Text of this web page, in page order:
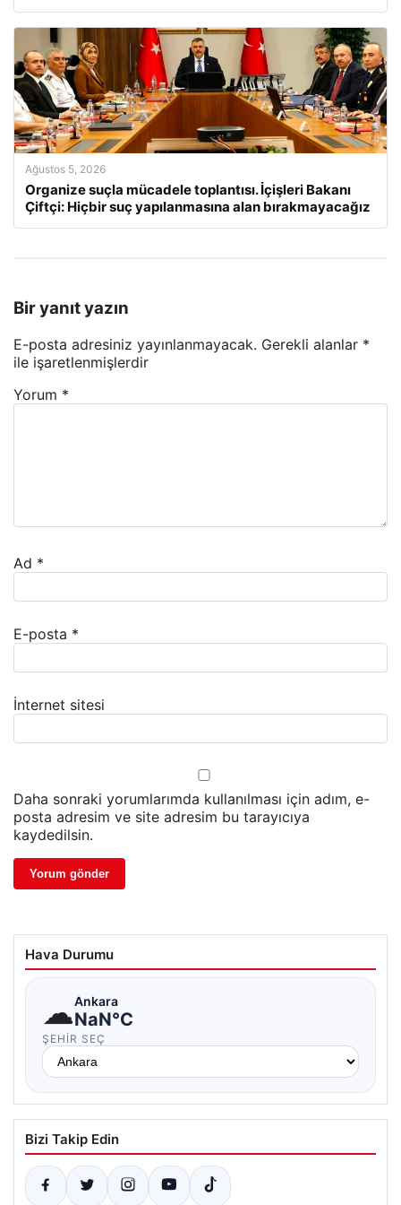
Ağustos 5, 2026
Organize suçla mücadele toplantısı. İçişleri Bakanı
Çiftçi: Hiçbir suç yapılanmasına alan bırakmayacağız
Bir yanıt yazın
E-posta adresiniz yayınlanmayacak. Gerekli alanlar *
ile işaretlenmişlerdir
Yorum *
Ad *
E-posta *
İnternet sitesi
Daha sonraki yorumlarımda kullanılması için adım, e-
posta adresim ve site adresim bu tarayıcıya
kaydedilsin.
Hava Durumu
☁Ankara
NaN°C
ŞEHIR SEÇ
Bizi Takip Edin